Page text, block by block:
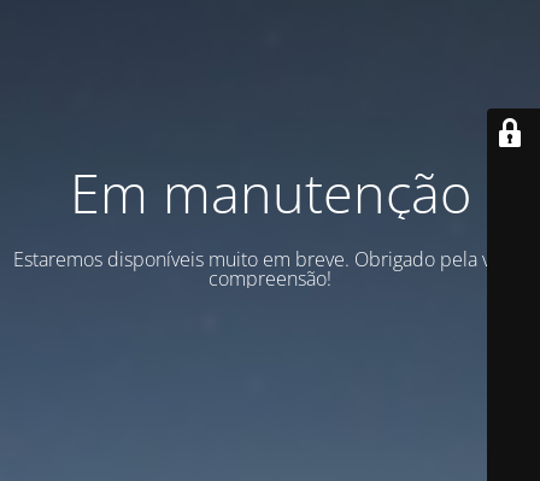
Em manutenção
Estaremos disponíveis muito em breve. Obrigado pela vossa
compreensão!